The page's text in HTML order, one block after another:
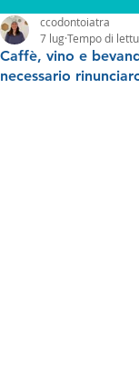
Caffè, vino e
necessario
ccodontoiatra
7 lugTempo di